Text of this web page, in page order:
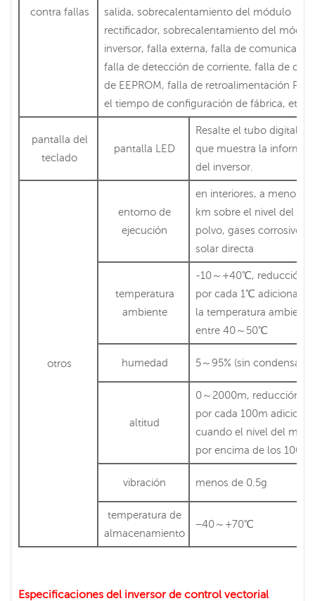
contra fallas
salida, sobrecalentamiento del módulo
rectificador, sobrecalentamiento del
inversor, falla externa, falla de
falla de detección de corriente, falla de
de EEPROM, falla de retroalimentación
el tiempo de configuración de fábrica, etc. .
pantalla del
teclado
pantalla LED
Resalte el tubo digital
que muestra la
del inversor.
otros
entorno de
ejecución
en interiores, a menos
km sobre el nivel del
polvo, gases corrosivos
solar directa
temperatura
ambiente
-10～+40℃, reducción
por cada 1℃ adicional
la temperatura
entre 40～50℃
humedad 5～95% (sin
altitud
0～2000m, reducción
por cada 100m
cuando el nivel del mar
por encima de los
vibración menos de 0.5g
temperatura de
almacenamiento
−40～+70℃
Especificaciones del inversor de control vectorial